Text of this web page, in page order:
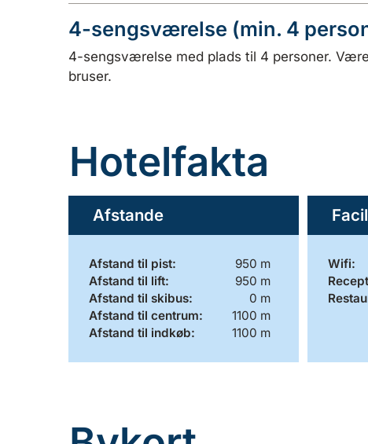
4-sengsværelse (min. 4
4-sengsværelse med plads til 4 personer.
bruser.
Hotelfakta
Afstande
Afstand til pist:
950 m
Afstand til lift:
950 m
Afstand til skibus:
0 m
Afstand til centrum:
1100 m
Afstand til indkøb:
1100 m
Wifi: